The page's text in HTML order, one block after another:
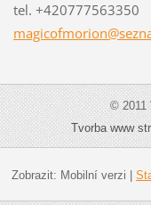
tel. +420777563350
magicofmorion@se
© 2011
Tvorba www
Zobrazit: Mobilní verzi